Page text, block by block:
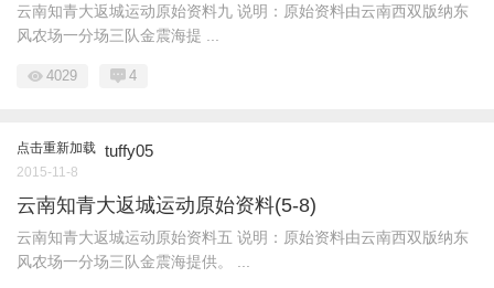
云南知青大返城运动原始资料九 说明：原始资料由云南西双版纳东
风农场一分场三队金震海提 ...
4029 4
点击重新加载 tuffy05
2015-11-8
云南知青大返城运动原始资料(5-8)
云南知青大返城运动原始资料五 说明：原始资料由云南西双版纳东
风农场一分场三队金震海提供。 ...